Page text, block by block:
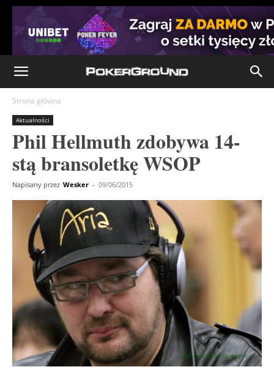
Strona główna
Aktualności
Phil Hellmuth zdobywa 14-
stą bransoletkę WSOP
Napisany przez Wesker - 09/06/2015